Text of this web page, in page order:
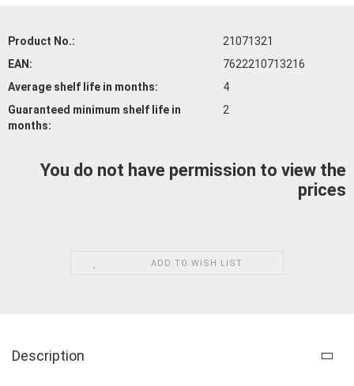
Product No.:
21071321
EAN:
7622210713216
Average shelf life in months:
4
Guaranteed minimum shelf life in
months:
2
You do not have permission to view the
prices
ADD TO WISH LIST
Description